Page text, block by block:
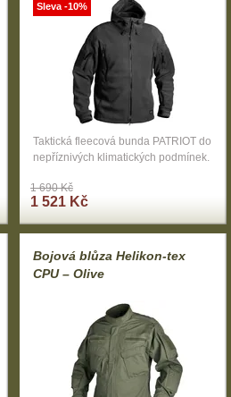
Taktická fleecová bunda PATRIOT do
nepříznivých klimatických podmínek.
1 690 Kč
1 521 Kč
Sleva -10%
Bojová blůza Helikon-tex
CPU – Olive